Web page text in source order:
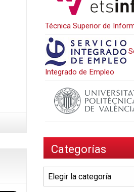
Técnica Superior de
Integrado de Empleo
Categorías
Categorías